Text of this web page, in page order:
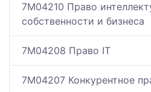
7M04210 Право
собственности и бизнеса
7M04208 Право IT
7M04207 Конкурентное